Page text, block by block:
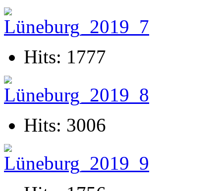
Hits: 1777
Hits: 3006